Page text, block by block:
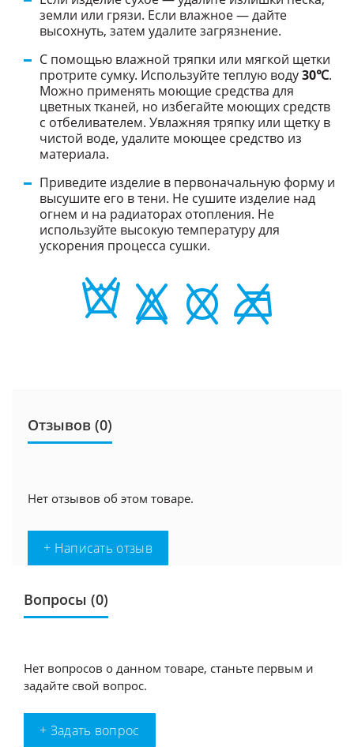
земли или грязи. Если влажное — дайте
высохнуть, затем удалите загрязнение.
С помощью влажной тряпки или мягкой щетки
протрите сумку. Используйте теплую воду30℃.
Можно применять моющие средства для
цветных тканей, но избегайте моющих средств
с отбеливателем. Увлажняя тряпку или щетку в
чистой воде, удалите моющее средство из
материала.
Приведите изделие в первоначальную форму и
высушите его в тени. Не сушите изделие над
огнем и на радиаторах отопления. Не
используйте высокую температуру для
ускорения процесса сушки.
Отзывов (0)
Нет отзывов об этом товаре.
+ Написать отзыв
Вопросы (0)
Нет вопросов о данном товаре, станьте первым и
задайте свой вопрос.
+ Задать вопрос